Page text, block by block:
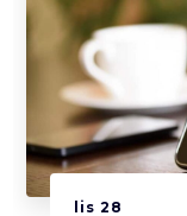
lis 28